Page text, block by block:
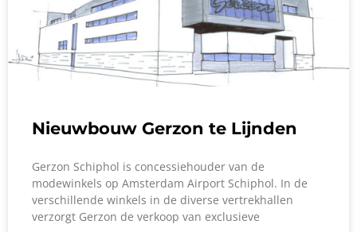
Nieuwbouw Gerzon te Lijnden
Gerzon Schiphol is concessiehouder van de
modewinkels op Amsterdam Airport Schiphol. In de
verschillende winkels in de diverse vertrekhallen
verzorgt Gerzon de verkoop van exclusieve